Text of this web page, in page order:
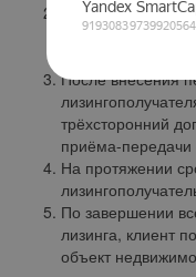
При достижении
недвижимость у
средств, либо
После внесения
трёхсторонний
приёма-передачи
На протяжении
По завершении
лизинга, клиент
объект